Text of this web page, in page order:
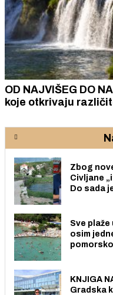
OD NAJVIŠEG DO
koje otkrivaju
Zbog
Civljane
Do sada
Sve
osim
KNJIGA
Gradska